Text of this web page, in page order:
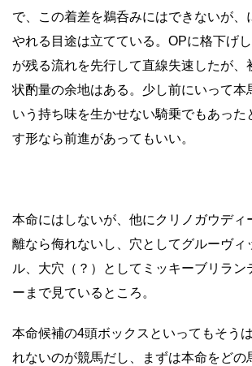
で、この着差を鵜呑みにはできないが、
やれる目途は立てている。OPに格下げ
が残る流れを先行して直線失速したが、
状酌量の余地はある。少し前にいって本
いう持ち味を生かせない騎乗でもあった
す形なら前進があってもいい。
本命にはしないが、他にクリノガウディ
離なら侮れないし、穴としてグルーヴィ
ル、大穴（？）としてミッキーブリラン
ーまで見ているところ。
本命候補の4頭ボックスといってもそう
れないのが競馬だし、まずは本命をどの